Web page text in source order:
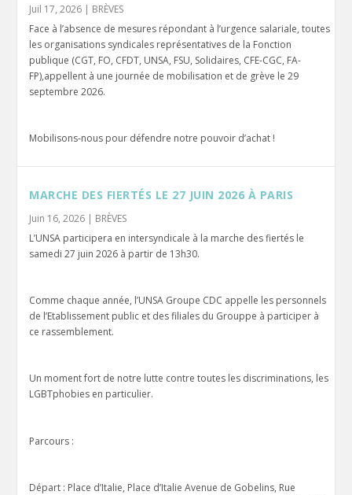
Juil 17, 2026 | BRÈVES
Face à l’absence de mesures répondant à l’urgence salariale, toutes
les organisations syndicales représentatives de la Fonction
publique (CGT, FO, CFDT, UNSA, FSU, Solidaires, CFE-CGC, FA-
FP),appellent à une journée de mobilisation et de grève le 29
septembre 2026.
Mobilisons-nous pour défendre notre pouvoir d’achat !
MARCHE DES FIERTÉS LE 27 JUIN 2026 À PARIS
Juin 16, 2026 | BRÈVES
L’UNSA participera en intersyndicale à la marche des fiertés le
samedi 27 juin 2026 à partir de 13h30.
Comme chaque année, l’UNSA Groupe CDC appelle les personnels
de l’Etablissement public et des filiales du Grouppe à participer à
ce rassemblement.
Un moment fort de notre lutte contre toutes les discriminations, les
LGBTphobies en particulier.
Parcours :
Départ : Place d’Italie, Place d’Italie Avenue de Gobelins, Rue